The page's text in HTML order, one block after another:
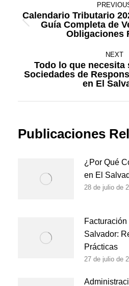
navigation
post:
Calendario Tributario
Guía Completa de
Obligaciones
NEXT
Todo lo que necesita
Sociedades de
en El
Publicaciones
¿Por Qué
en El
28 de julio de
Facturación
Salvador:
Prácticas
27 de julio de